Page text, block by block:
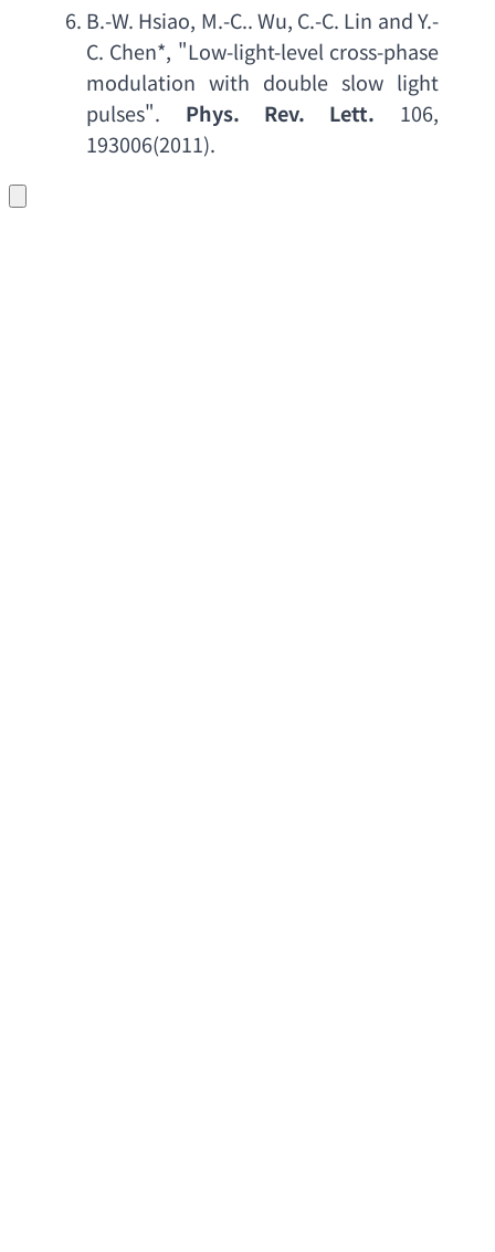
B.-W. Hsiao, M.-C.. Wu, C.-C. Lin and Y.-
C. Chen*, "Low-light-level cross-phase
modulation with double slow light
pulses". Phys. Rev. Lett. 106,
193006(2011).